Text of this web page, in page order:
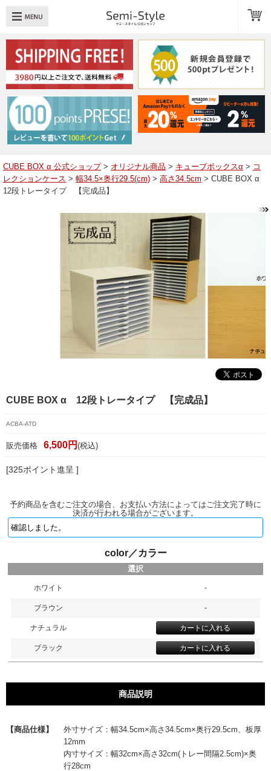
：透明扉 引き出し LED
へ戻る
品一覧
ューブボックスαレイアウト例
CUBE BOX α 公式ショップ> オリジナル商品 > キューブボックスα > コ
レクションケース > 幅34.5×奥行29.5(cm) > 高さ34.5cm > CUBE BOX α
12段トレータイプ 【完成品】
CUBE BOX α 12段トレータイプ 【完成品】
ACBA-ATD
販売価格 6,500円 (税込)
[325ポイント進呈 ]
予約商品を含むご注文の場合、お支払い方法によってはご注文完了時に
決済が行われる場合がございます。
color／カラー
選択
ホワイト -
ブラウン -
ナチュラル
ブラック
商品説明
【商品仕様】
外寸サイズ：幅34.5cm×高さ34.5cm×奥行29.5cm、板厚
12mm
内寸サイズ：幅32cm×高さ32cm(トレー間隔2.5cm)×奥
行28cm